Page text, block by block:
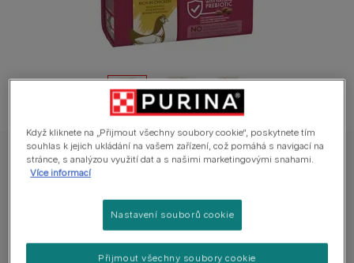
CAT CHOW SPECIAL CARE Urinary Tract Health
0 hodnocení
Když kliknete na „Přijmout všechny soubory cookie“, poskytnete tím
souhlas k jejich ukládání na vašem zařízení, což pomáhá s navigací na
stránce, s analýzou využití dat a s našimi marketingovými snahami.
Více informací
Nastavení souborů cookie
Přijmout všechny soubory cookie